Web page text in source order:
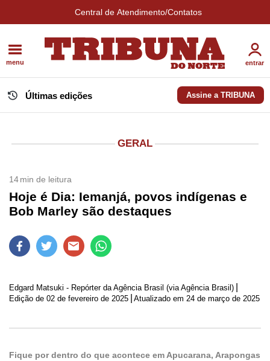
Central de Atendimento/Contatos
menu entrar
Últimas edições Assine a TRIBUNA
GERAL
14min de leitura
Hoje é Dia: Iemanjá, povos indígenas e
Bob Marley são destaques
Edgard Matsuki - Repórter da Agência Brasil (via Agência Brasil)
Edição de 02 de fevereiro de 2025 Atualizado em 24 de março de 2025
Fique por dentro do que acontece em Apucarana, Arapongas